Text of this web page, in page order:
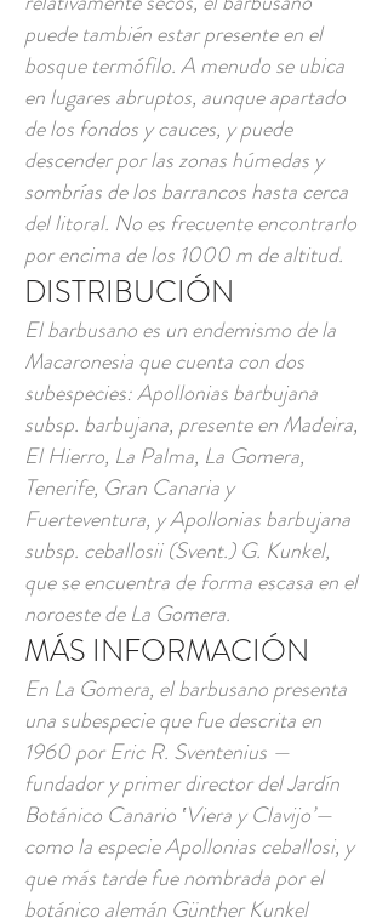
puede también estar presente en el
bosque termófilo. A menudo se ubica
en lugares abruptos, aunque apartado
de los fondos y cauces, y puede
descender por las zonas húmedas y
sombrías de los barrancos hasta cerca
del litoral. No es frecuente encontrarlo
por encima de los 1000 m de altitud.
DISTRIBUCIÓN
El barbusano es un endemismo de la
Macaronesia que cuenta con dos
subespecies: Apollonias barbujana
subsp. barbujana, presente en Madeira,
El Hierro, La Palma, La Gomera,
Tenerife, Gran Canaria y
Fuerteventura, y Apollonias barbujana
subsp. ceballosii (Svent.) G. Kunkel,
que se encuentra de forma escasa en el
noroeste de La Gomera.
MÁS INFORMACIÓN
En La Gomera, el barbusano presenta
una subespecie que fue descrita en
1960 por Eric R. Sventenius —
fundador y primer director del Jardín
Botánico Canario ‛Viera y Clavijo’—
como la especie Apollonias ceballosi, y
que más tarde fue nombrada por el
botánico alemán Günther Kunkel